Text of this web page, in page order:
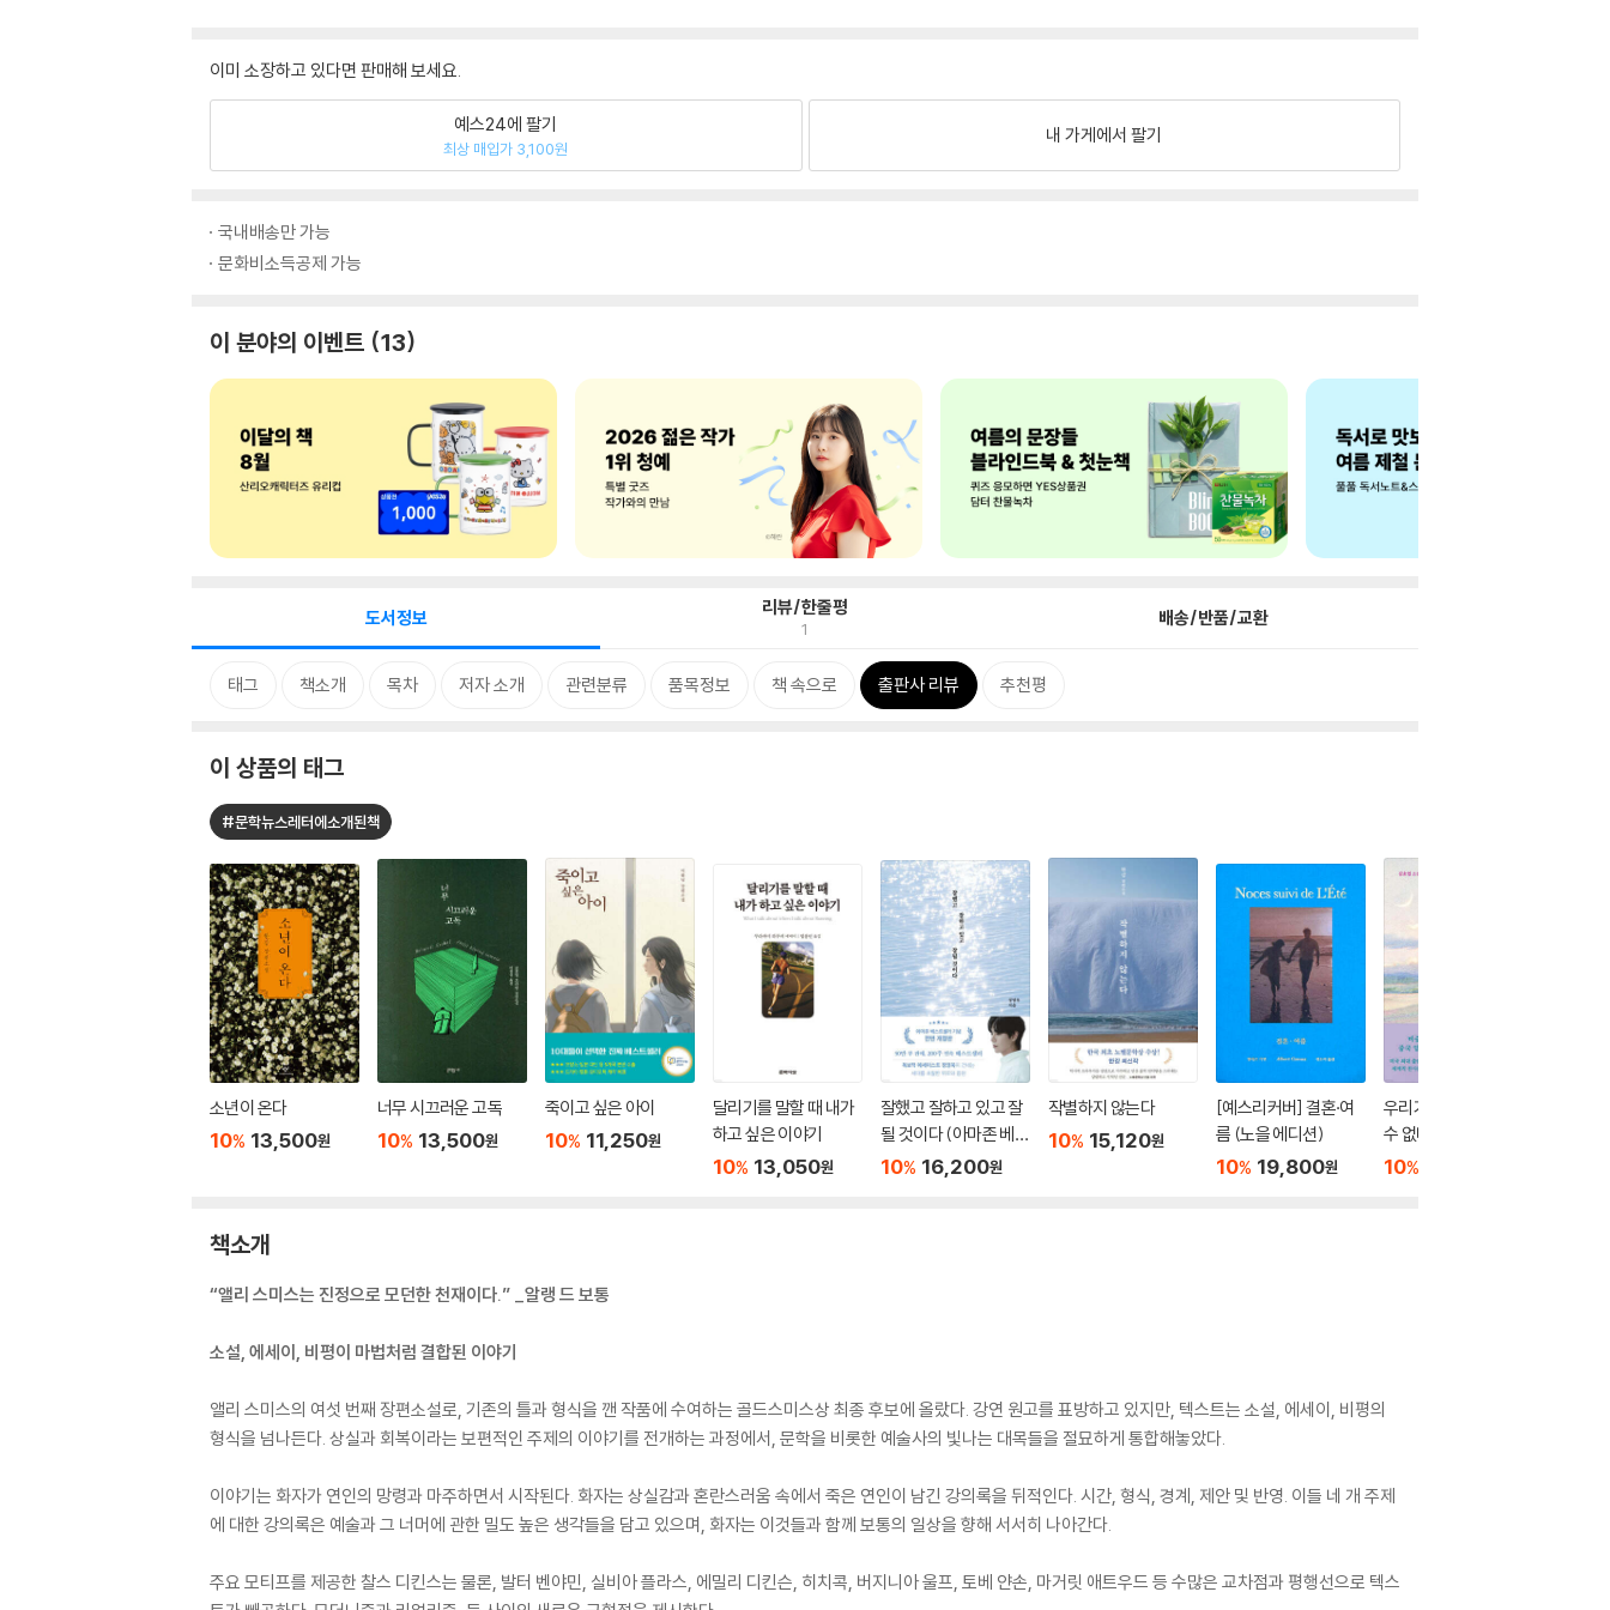
이미 소장하고 있다면 판매해 보세요.
예스24에 팔기
최상 매입가 3,100원
내 가게에서 팔기
국내배송만 가능
문화비소득공제 가능
이 분야의 이벤트 13
도서정보 리뷰/한줄평
1 배송/반품/교환
태그 책소개 목차 저자 소개 관련분류 품목정보 책 속으로 출판사 리뷰 추천평
이 상품의 태그
#문학뉴스레터에소개된책
소년이 온다
10% 13,500원
너무 시끄러운 고독
10% 13,500원
죽이고 싶은 아이
10% 11,250원
달리기를 말할 때 내가
하고 싶은 이야기
10% 13,050원
잘했고 잘하고 있고 잘
될 것이다 (아마존 베스
트셀러 기념 전면 개정
10% 16,200원
작별하지 않는다
10% 15,120원
[예스리커버] 결혼·여
름 (노을 에디션)
10% 19,800원
우리가 빛의 속도로 갈
수 없다면
10%
책소개
“앨리 스미스는 진정으로 모던한 천재이다.” _알랭 드 보통
소설, 에세이, 비평이 마법처럼 결합된 이야기
앨리 스미스의 여섯 번째 장편소설로, 기존의 틀과 형식을 깬 작품에 수여하는 골드스미스상 최종 후보에 올랐다. 강연 원고를 표방하고 있지만, 텍스트는 소설, 에세이, 비평의
형식을 넘나든다. 상실과 회복이라는 보편적인 주제의 이야기를 전개하는 과정에서, 문학을 비롯한 예술사의 빛나는 대목들을 절묘하게 통합해놓았다.
이야기는 화자가 연인의 망령과 마주하면서 시작된다. 화자는 상실감과 혼란스러움 속에서 죽은 연인이 남긴 강의록을 뒤적인다. 시간, 형식, 경계, 제안 및 반영. 이들 네 개 주제
에 대한 강의록은 예술과 그 너머에 관한 밀도 높은 생각들을 담고 있으며, 화자는 이것들과 함께 보통의 일상을 향해 서서히 나아간다.
주요 모티프를 제공한 찰스 디킨스는 물론, 발터 벤야민, 실비아 플라스, 에밀리 디킨슨, 히치콕, 버지니아 울프, 토베 얀손, 마거릿 애트우드 등 수많은 교차점과 평행선으로 텍스